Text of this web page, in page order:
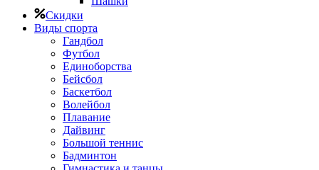
Скидки
Виды спорта
Гандбол
Футбол
Единоборства
Бейсбол
Баскетбол
Волейбол
Плавание
Дайвинг
Большой теннис
Бадминтон